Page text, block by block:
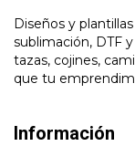
Diseños y
sublimación, DTF
tazas, cojines,
que tu
Información